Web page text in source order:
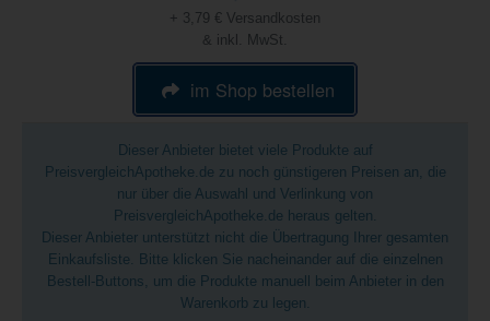
+ 3,79 € Versandkosten
& inkl. MwSt.
im Shop bestellen
Dieser Anbieter bietet viele Produkte auf
PreisvergleichApotheke.de zu noch günstigeren Preisen an, die
nur über die Auswahl und Verlinkung von
PreisvergleichApotheke.de heraus gelten.
Dieser Anbieter unterstützt nicht die Übertragung Ihrer gesamten
Einkaufsliste. Bitte klicken Sie nacheinander auf die einzelnen
Bestell-Buttons, um die Produkte manuell beim Anbieter in den
Warenkorb zu legen.